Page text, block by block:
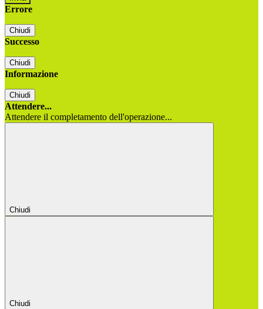
Errore
Chiudi
Successo
Chiudi
Informazione
Chiudi
Attendere...
Attendere il completamento dell'operazione...
Chiudi
Chiudi